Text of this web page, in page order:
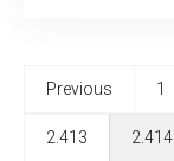
Previous 1
2.413 2.414